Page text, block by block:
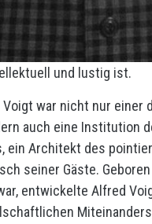
und lustig ist.
Voigt war nicht nur
auch eine Institution
ein Architekt des
seiner Gäste.
entwickelte Alfred